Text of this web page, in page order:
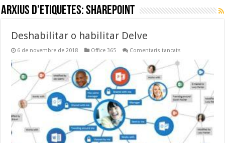
Arxius d'etiquetes:SharePoint
Deshabilitar o habilitar Delve
6 de novembre de 2018 Office 365 Comentaris tancats
habilitar
Delve